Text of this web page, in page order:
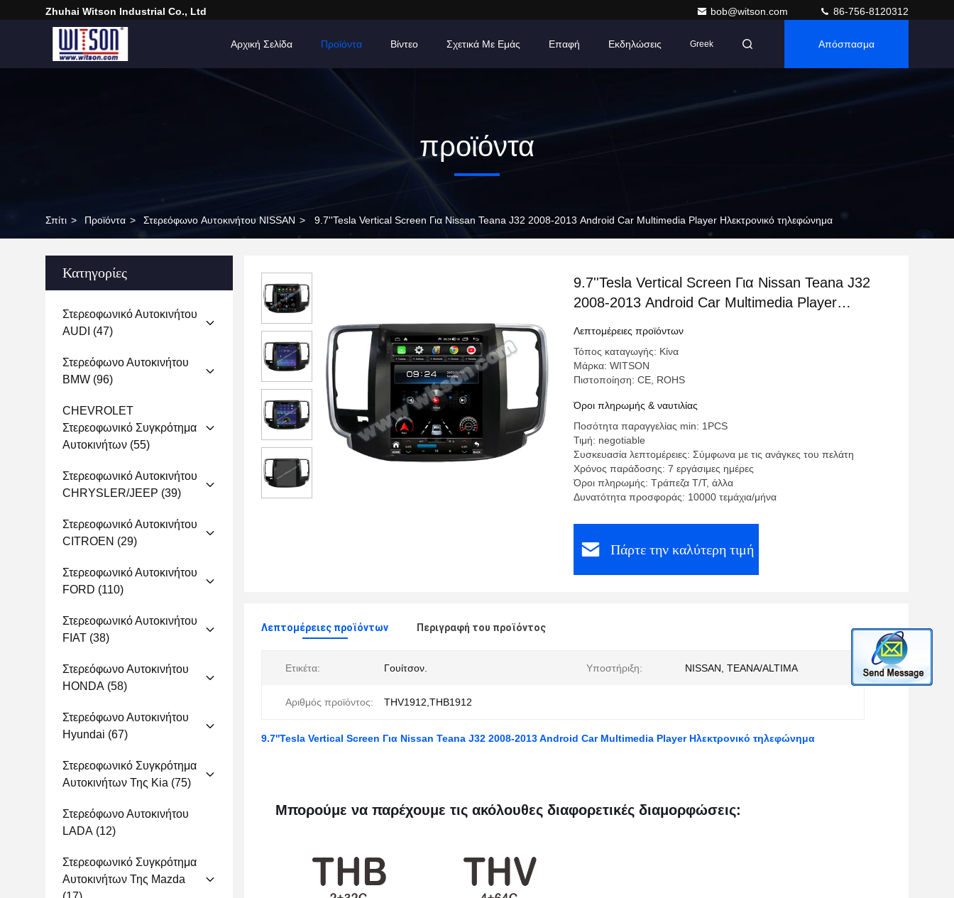
Zhuhai Witson Industrial Co., Ltd bob@witson.com 86-756-8120312
Αρχική Σελίδα Προϊόντα Βίντεο Σχετικά Με Εμάς Επαφή Εκδηλώσεις Greek Απόσπασμα
προϊόντα
Σπίτι > Προϊόντα > Στερεόφωνο Αυτοκινήτου NISSAN > 9.7''Tesla Vertical Screen Για Nissan Teana J32 2008-2013 Android Car Multimedia Player Ηλεκτρονικό τηλεφώνημα
Κατηγορίες
Στερεοφωνικό Αυτοκινήτου
AUDI (47)
Στερεόφωνο Αυτοκινήτου
BMW (96)
CHEVROLET
Στερεοφωνικό Συγκρότημα
Αυτοκινήτων (55)
Στερεοφωνικό Αυτοκινήτου
CHRYSLER/JEEP (39)
Στερεοφωνικό Αυτοκινήτου
CITROEN (29)
Στερεοφωνικό Αυτοκινήτου
FORD (110)
Στερεοφωνικό Αυτοκινήτου
FIAT (38)
Στερεόφωνο Αυτοκινήτου
HONDA (58)
Στερεόφωνο Αυτοκινήτου
Hyundai (67)
Στερεοφωνικό Συγκρότημα
Αυτοκινήτων Της Kia (75)
Στερεόφωνο Αυτοκινήτου
LADA (12)
Στερεοφωνικό Συγκρότημα
Αυτοκινήτων Της Mazda
9.7''Tesla Vertical Screen Για Nissan Teana J32
2008-2013 Android Car Multimedia Player
Λεπτομέρειες προϊόντων
Τόπος καταγωγής: Κίνα
Μάρκα: WITSON
Πιστοποίηση: CE, ROHS
Όροι πληρωμής & ναυτιλίας
Ποσότητα παραγγελίας min: 1PCS
Τιμή: negotiable
Συσκευασία λεπτομέρειες: Σύμφωνα με τις ανάγκες του πελάτη
Χρόνος παράδοσης: 7 εργάσιμες ημέρες
Όροι πληρωμής: Τράπεζα T/T, άλλα
Δυνατότητα προσφοράς: 10000 τεμάχια/μήνα
Πάρτε την καλύτερη τιμή
Λεπτομέρειες προϊόντων Περιγραφή του προϊόντος
Ετικέτα: Γουίτσον. Υποστήριξη: NISSAN, TEANA/ALTIMA
Αριθμός προϊόντος: THV1912,THB1912
9.7''Tesla Vertical Screen Για Nissan Teana J32 2008-2013 Android Car Multimedia Player Ηλεκτρονικό τηλεφώνημα
Μπορούμε να παρέχουμε τις ακόλουθες διαφορετικές διαμορφώσεις: